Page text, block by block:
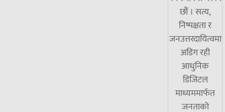
छौं । सत्य,
निष्पक्षता र
जनउत्तरदायित्वमा
अडिग रही
आधुनिक
डिजिटल
माध्यममार्फत
जनताको